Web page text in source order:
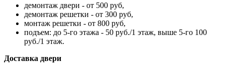
демонтаж двери - от 500 руб,
демонтаж решетки - от 300 руб,
монтаж решетки - от 800 руб,
подъем: до 5-го этажа - 50 руб./1 этаж, выше 5-го 100
руб./1 этаж.
Доставка двери